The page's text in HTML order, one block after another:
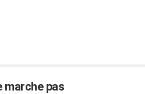
marche pas